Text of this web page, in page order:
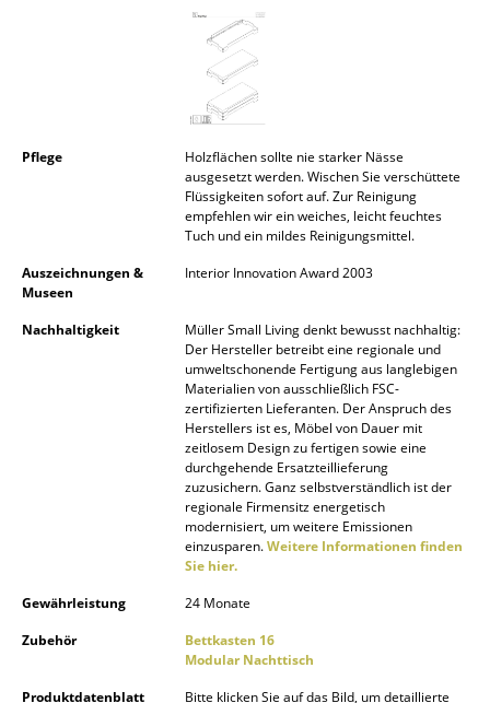
... alle Accessoires
Zuhause
Wohnzimmer
Badezimmer
Stauraum
Balkon & Garten
Pflege
Holzflächen sollte nie starker Nässe
ausgesetzt werden. Wischen Sie verschüttete
Flüssigkeiten sofort auf. Zur Reinigung
empfehlen wir ein weiches, leicht feuchtes
Tuch und ein mildes Reinigungsmittel.
Auszeichnungen &
Museen
Interior Innovation Award 2003
Nachhaltigkeit
Müller Small Living denkt bewusst nachhaltig:
Der Hersteller betreibt eine regionale und
umweltschonende Fertigung aus langlebigen
Materialien von ausschließlich FSC-
zertifizierten Lieferanten. Der Anspruch des
Herstellers ist es, Möbel von Dauer mit
zeitlosem Design zu fertigen sowie eine
durchgehende Ersatzteillieferung
zuzusichern. Ganz selbstverständlich ist der
regionale Firmensitz energetisch
modernisiert, um weitere Emissionen
einzusparen.Weitere Informationen finden
Sie hier.
Gewährleistung
24 Monate
Zubehör
Bettkasten 16
Modular Nachttisch
Produktdatenblatt
Bitte klicken Sie auf das Bild, um detaillierte